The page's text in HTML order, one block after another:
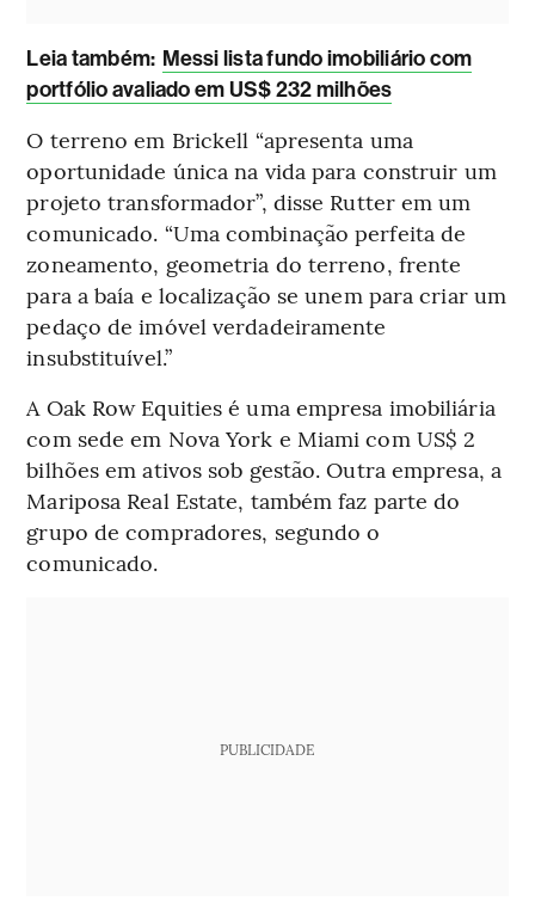
Leia também: Messi lista fundo imobiliário com
portfólio avaliado em US$ 232 milhões
O terreno em Brickell “apresenta uma
oportunidade única na vida para construir um
projeto transformador”, disse Rutter em um
comunicado. “Uma combinação perfeita de
zoneamento, geometria do terreno, frente
para a baía e localização se unem para criar um
pedaço de imóvel verdadeiramente
insubstituível.”
A Oak Row Equities é uma empresa imobiliária
com sede em Nova York e Miami com US$ 2
bilhões em ativos sob gestão. Outra empresa, a
Mariposa Real Estate, também faz parte do
grupo de compradores, segundo o
comunicado.
PUBLICIDADE